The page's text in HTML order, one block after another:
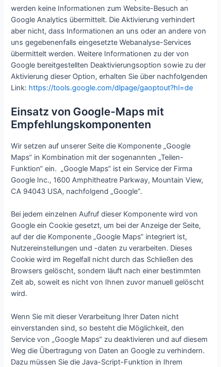
werden keine Informationen zum Website-Besuch an
Google Analytics übermittelt. Die Aktivierung verhindert
aber nicht, dass Informationen an uns oder an andere von
uns gegebenenfalls eingesetzte Webanalyse-Services
übermittelt werden. Weitere Informationen zu der von
Google bereitgestellten Deaktivierungsoption sowie zu der
Aktivierung dieser Option, erhalten Sie über nachfolgenden
Link: https://tools.google.com/dlpage/gaoptout?hl=de
Einsatz von Google-Maps mit
Empfehlungskomponenten
Wir setzen auf unserer Seite die Komponente „Google
Maps“ in Kombination mit der sogenannten „Teilen-
Funktion“ ein. „Google Maps“ ist ein Service der Firma
Google Inc., 1600 Amphitheatre Parkway, Mountain View,
CA 94043 USA, nachfolgend „Google“.
Bei jedem einzelnen Aufruf dieser Komponente wird von
Google ein Cookie gesetzt, um bei der Anzeige der Seite,
auf der die Komponente „Google Maps“ integriert ist,
Nutzereinstellungen und -daten zu verarbeiten. Dieses
Cookie wird im Regelfall nicht durch das Schließen des
Browsers gelöscht, sondern läuft nach einer bestimmten
Zeit ab, soweit es nicht von Ihnen zuvor manuell gelöscht
wird.
Wenn Sie mit dieser Verarbeitung Ihrer Daten nicht
einverstanden sind, so besteht die Möglichkeit, den
Service von „Google Maps“ zu deaktivieren und auf diesem
Weg die Übertragung von Daten an Google zu verhindern.
Dazu müssen Sie die Java-Script-Funktion in Ihrem